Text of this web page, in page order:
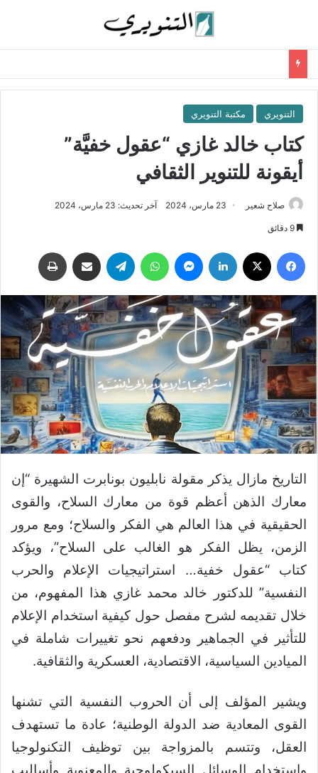
التنويري مكتبة التنويري
كتاب خالد غازي “عقول خفيَّة”
أيقونة للتنوير الثقافي
صلاح شعير 23 مارس، 2024 آخر تحديث: 23 مارس، 2024
فيسبوك لينكدإن ماسنجر واتساب تيلقرام مشاركة عبر البريد
التاريخ مازال يذكر مقولة نابليون بونابرت الشهيرة “إن
معارك الذهن أعظم قوة من معارك السلاح، والقوى
الحقيقية في هذا العالم هي الفكر والسلاح؛ ومع مرور
الزمن، يظل الفكر هو الغالب على السلاح”، ويؤكد
كتاب “عقول خفية… استراتيجيات الإعلام والحرب
النفسية” للدكتور خالد محمد غازي هذا المفهوم، من
خلال تقديمه لشرح مفصل حول كيفية استخدام الإعلام
للتأثير في الجماهير ودفعهم نحو تغييرات شاملة في
الميادين السياسية، الاقتصادية، العسكرية والثقافية.
ويشير المؤلف إلى أن الحروب النفسية التي تشنها
القوى المعادية ضد الدولة الوطنية؛ عادة ما تستهدف
العقل، وتتسم بالمزواجة بين توظيف التكنولوجيا